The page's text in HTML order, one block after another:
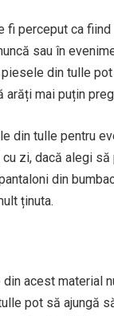
perceput ca
sau în
din tulle
mai puțin
din tulle pentru
zi, dacă alegi
din
ținuta.
acest material
pot să ajungă